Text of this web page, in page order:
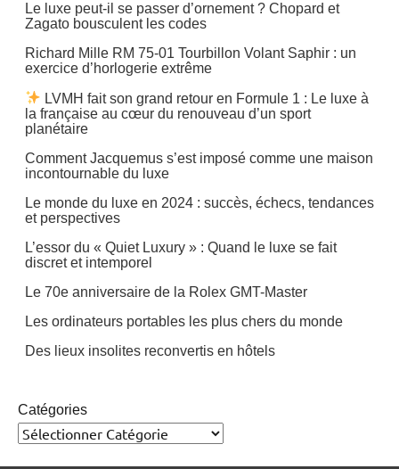
Le luxe peut-il se passer d’ornement ? Chopard et
Zagato bousculent les codes
Richard Mille RM 75-01 Tourbillon Volant Saphir : un
exercice d’horlogerie extrême
LVMH fait son grand retour en Formule 1 : Le luxe à
la française au cœur du renouveau d’un sport
planétaire
Comment Jacquemus s’est imposé comme une maison
incontournable du luxe
Le monde du luxe en 2024 : succès, échecs, tendances
et perspectives
L’essor du « Quiet Luxury » : Quand le luxe se fait
discret et intemporel
Le 70e anniversaire de la Rolex GMT-Master
Les ordinateurs portables les plus chers du monde
Des lieux insolites reconvertis en hôtels
Catégories